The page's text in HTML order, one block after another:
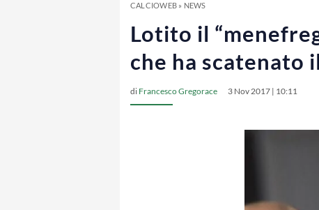
CALCIOWEB» NEWS
Lotito il
che ha scatenato
di Francesco Gregorace 3 Nov 2017 | 10:11